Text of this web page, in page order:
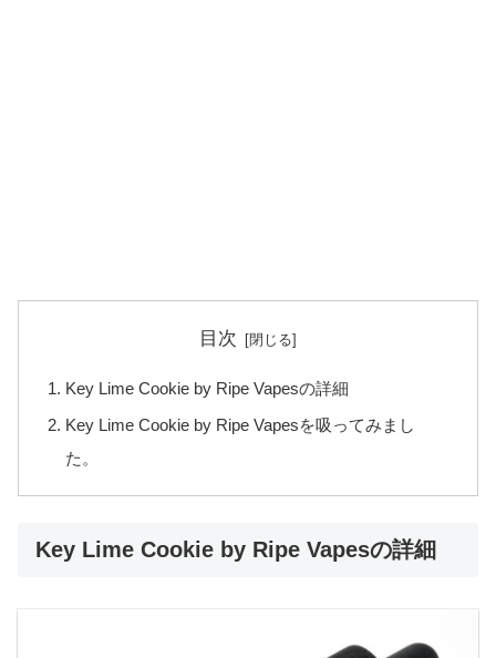
目次
Key Lime Cookie by Ripe Vapesの詳細
Key Lime Cookie by Ripe Vapesを吸ってみまし
た。
Key Lime Cookie by Ripe Vapesの詳細